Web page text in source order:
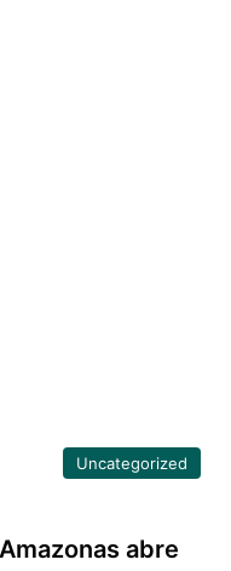
Uncategorized
abre